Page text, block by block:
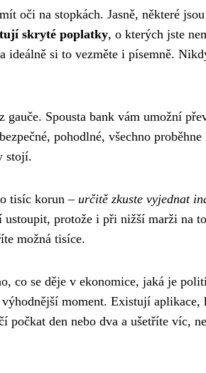
oči na stopkách. Jasně, některé
skryté poplatky, o kterých jste
ideálně si to vezměte i písemně.
Spousta bank vám umožní
pohodlné, všechno
stojí.
tisíc korun – určitě zkuste vyjednat
protože i při nižší marži na
možná tisíce.
co se děje v ekonomice, jaká je
moment. Existují aplikace,
počkat den nebo dva a ušetříte víc,